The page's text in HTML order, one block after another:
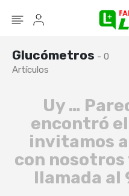
Seguir
Glucómetros - 0
Artículos
Uy …
encontró
invitamos
con nosotros
llamada al